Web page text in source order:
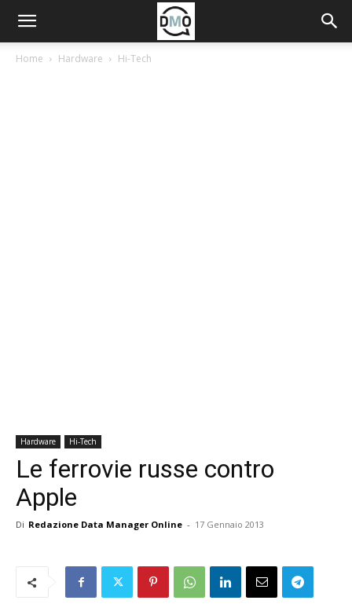
Home Hardware Hi-Tech
Hardware Hi-Tech
Le ferrovie russe contro
Apple
Di Redazione Data Manager Online - 17 Gennaio 2013